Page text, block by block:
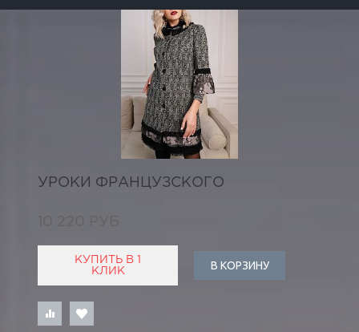
УРОКИ ФРАНЦУЗСКОГО
КУПИТЬ В 1
КЛИК
В КОРЗИНУ